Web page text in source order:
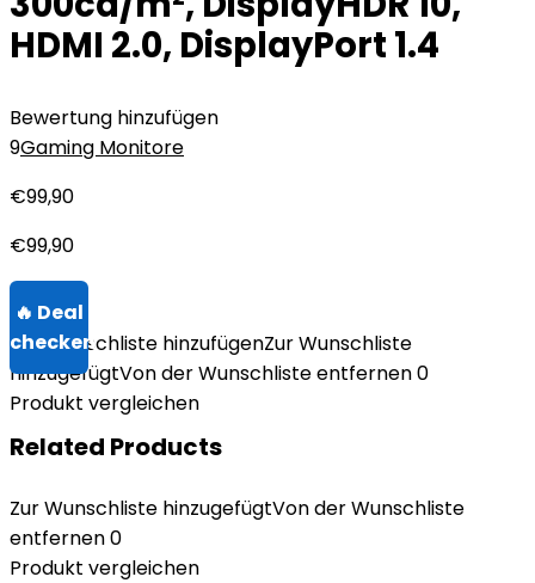
HDMI 2.0, DisplayPort 1.4
Bewertung hinzufügen
9Gaming Monitore
€99,90
€99,90
Zur Wunschliste hinzufügenZur Wunschliste
hinzugefügtVon der Wunschliste entfernen0
Produkt vergleichen
Related Products
Zur Wunschliste hinzugefügtVon der Wunschliste
entfernen0
Produkt vergleichen